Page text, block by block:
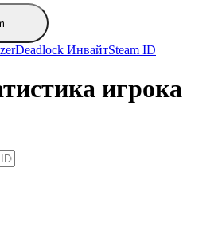
Deadlock ИнвайтSteam ID
игрока